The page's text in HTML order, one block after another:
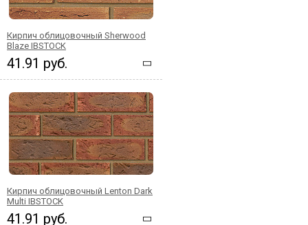
Кирпич облицовочный Sherwood
Blaze IBSTOCK
41.91 руб.
Кирпич облицовочный Lenton Dark
Multi IBSTOCK
41.91 руб.